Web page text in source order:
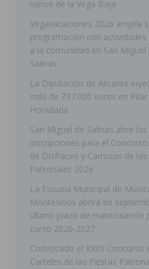
[ 05/08/2026 ]
CEIP Virgen de la
[ 05/08/2026 ]
los
ORIHUELA
[ 06/08/2026 ]
[ 06/08/2026 ] El
[ 06/08/2026 ]
La
ellos varios de la
[ 06/08/2026 ]
varios de la Vega Baja
Vegavacaciones 2026 amplía
programación con actividades
a la comunidad en San Miguel
Salinas
La Diputación de Alicante
más de 737.000 euros en Pilar
Horadada
San Miguel de Salinas abre las
inscripciones para el
de Disfraces y Carrozas de
Patronales 2026
La Escuela Municipal de
Montesinos abrirá en
último plazo de matriculación
curso 2026-2027
Convocado el XXVII Concurso
Carteles de las Fiestas